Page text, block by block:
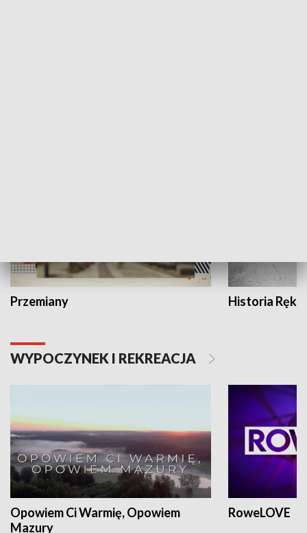
Przemiany Historia Ręką
WYPOCZYNEK I REKREACJA
Opowiem Ci Warmię, Opowiem
Mazury
RoweLOVE